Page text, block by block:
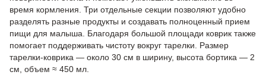
время кормления. Три отдельные секции позволяют удобно
разделять разные продукты и создавать полноценный прием
пищи для малыша. Благодаря большой площади коврик также
помогает поддерживать чистоту вокруг тарелки. Размер
тарелки-коврика — около 30 см в ширину, высота бортика — 2
см, объем ≈ 450 мл.